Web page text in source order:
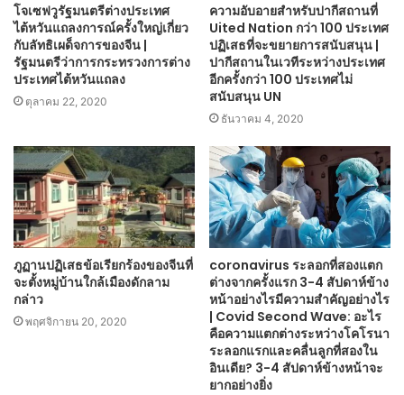
โจเซฟวูรัฐมนตรีต่างประเทศ
ไต้หวันแถลงการณ์ครั้งใหญ่เกี่ยว
กับลัทธิเผด็จการของจีน |
รัฐมนตรีว่าการกระทรวงการต่าง
ประเทศไต้หวันแถลง
ตุลาคม 22, 2020
ความอับอายสำหรับปากีสถานที่
Uited Nation กว่า 100 ประเทศ
ปฏิเสธที่จะขยายการสนับสนุน |
ปากีสถานในเวทีระหว่างประเทศ
อีกครั้งกว่า 100 ประเทศไม่
สนับสนุน UN
ธันวาคม 4, 2020
ภูฏานปฏิเสธข้อเรียกร้องของจีนที่
จะตั้งหมู่บ้านใกล้เมืองดักลาม
กล่าว
พฤศจิกายน 20, 2020
coronavirus ระลอกที่สองแตก
ต่างจากครั้งแรก 3-4 สัปดาห์ข้าง
หน้าอย่างไรมีความสำคัญอย่างไร
| Covid Second Wave: อะไร
คือความแตกต่างระหว่างโคโรนา
ระลอกแรกและคลื่นลูกที่สองใน
อินเดีย? 3-4 สัปดาห์ข้างหน้าจะ
ยากอย่างยิ่ง